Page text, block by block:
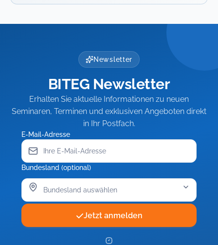
Newsletter
BITEG Newsletter
Erhalten Sie aktuelle Informationen zu neuen
Seminaren, Terminen und exklusiven Angeboten direkt
in Ihr Postfach.
E-Mail-Adresse
Bundesland (optional)
Jetzt anmelden